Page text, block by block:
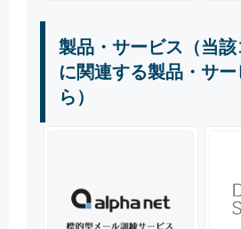
製品・サービス（当
に関連する製品・サ
ら）